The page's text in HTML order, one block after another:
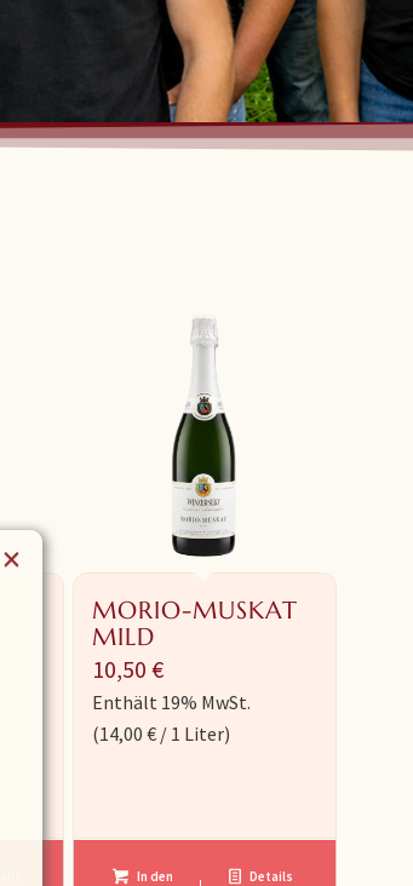
MORIO-MUSKAT
MILD
10,50€
Enthält 19% MwSt.
(14,00€ / 1 Liter)
In den
Details
×